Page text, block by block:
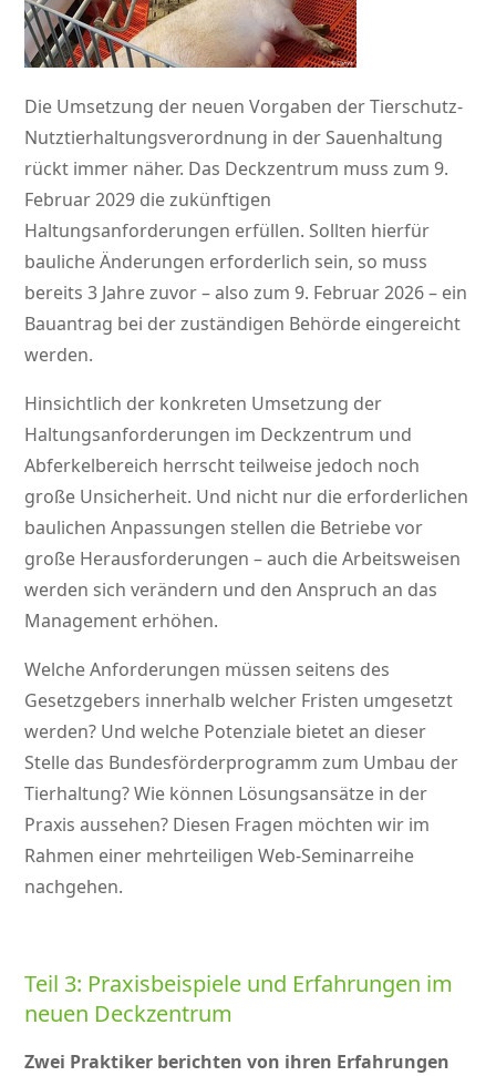
Die Umsetzung der neuen Vorgaben der Tierschutz-
Nutztierhaltungsverordnung in der Sauenhaltung
rückt immer näher. Das Deckzentrum muss zum 9.
Februar 2029 die zukünftigen
Haltungsanforderungen erfüllen. Sollten hierfür
bauliche Änderungen erforderlich sein, so muss
bereits 3 Jahre zuvor – also zum 9. Februar 2026 – ein
Bauantrag bei der zuständigen Behörde eingereicht
werden.
Hinsichtlich der konkreten Umsetzung der
Haltungsanforderungen im Deckzentrum und
Abferkelbereich herrscht teilweise jedoch noch
große Unsicherheit. Und nicht nur die erforderlichen
baulichen Anpassungen stellen die Betriebe vor
große Herausforderungen – auch die Arbeitsweisen
werden sich verändern und den Anspruch an das
Management erhöhen.
Welche Anforderungen müssen seitens des
Gesetzgebers innerhalb welcher Fristen umgesetzt
werden? Und welche Potenziale bietet an dieser
Stelle das Bundesförderprogramm zum Umbau der
Tierhaltung? Wie können Lösungsansätze in der
Praxis aussehen? Diesen Fragen möchten wir im
Rahmen einer mehrteiligen Web-Seminarreihe
nachgehen.
Teil 3: Praxisbeispiele und Erfahrungen im
neuen Deckzentrum
Zwei Praktiker berichten von ihren Erfahrungen